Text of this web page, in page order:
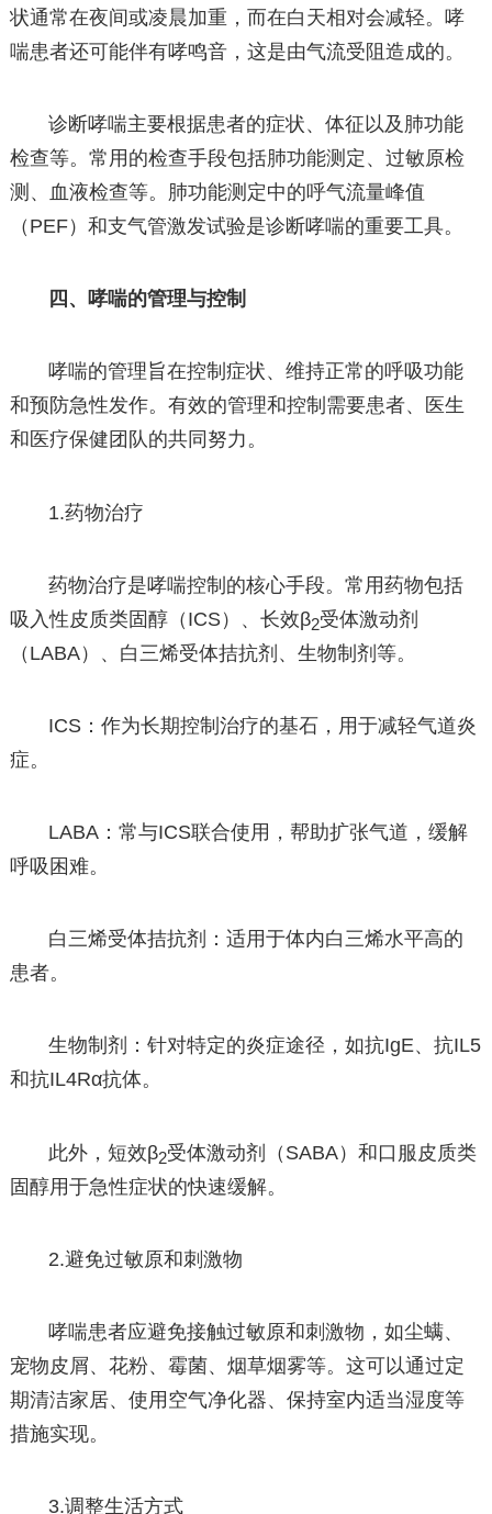
状通常在夜间或凌晨加重，而在白天相对会减轻。哮
喘患者还可能伴有哮鸣音，这是由气流受阻造成的。
诊断哮喘主要根据患者的症状、体征以及肺功能
检查等。常用的检查手段包括肺功能测定、过敏原检
测、血液检查等。肺功能测定中的呼气流量峰值
（PEF）和支气管激发试验是诊断哮喘的重要工具。
四、哮喘的管理与控制
哮喘的管理旨在控制症状、维持正常的呼吸功能
和预防急性发作。有效的管理和控制需要患者、医生
和医疗保健团队的共同努力。
1.药物治疗
药物治疗是哮喘控制的核心手段。常用药物包括
吸入性皮质类固醇（ICS）、长效β2受体激动剂
（LABA）、白三烯受体拮抗剂、生物制剂等。
ICS：作为长期控制治疗的基石，用于减轻气道炎
症。
LABA：常与ICS联合使用，帮助扩张气道，缓解
呼吸困难。
白三烯受体拮抗剂：适用于体内白三烯水平高的
患者。
生物制剂：针对特定的炎症途径，如抗IgE、抗IL5
和抗IL4Rα抗体。
此外，短效β2受体激动剂（SABA）和口服皮质类
固醇用于急性症状的快速缓解。
2.避免过敏原和刺激物
哮喘患者应避免接触过敏原和刺激物，如尘螨、
宠物皮屑、花粉、霉菌、烟草烟雾等。这可以通过定
期清洁家居、使用空气净化器、保持室内适当湿度等
措施实现。
3.调整生活方式